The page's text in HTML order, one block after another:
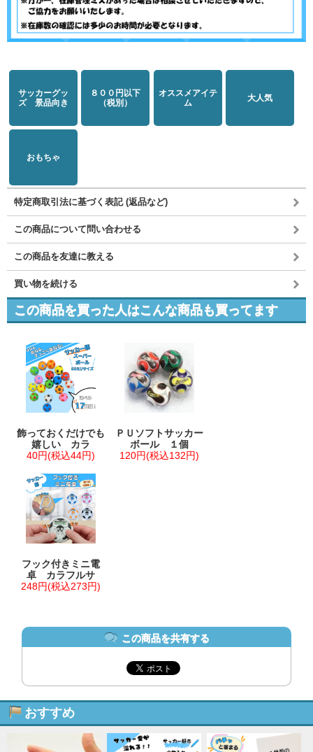
サッカーグッ
ズ 景品向き
８００円以下
（税別）
オススメアイテ
ム
大人気
おもちゃ
特定商取引法に基づく表記 (返品など)
この商品について問い合わせる
この商品を友達に教える
買い物を続ける
この商品を買った人はこんな商品も買ってます
飾っておくだけでも
嬉しい カラ
40円(税込44円)
ＰＵソフトサッカー
ボール １個
120円(税込132円)
フック付きミニ電
卓 カラフルサ
248円(税込273円)
この商品を共有する
おすすめ